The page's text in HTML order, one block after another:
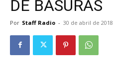
DE BASURAS
Por Staff Radio - 30 de abril de 2018